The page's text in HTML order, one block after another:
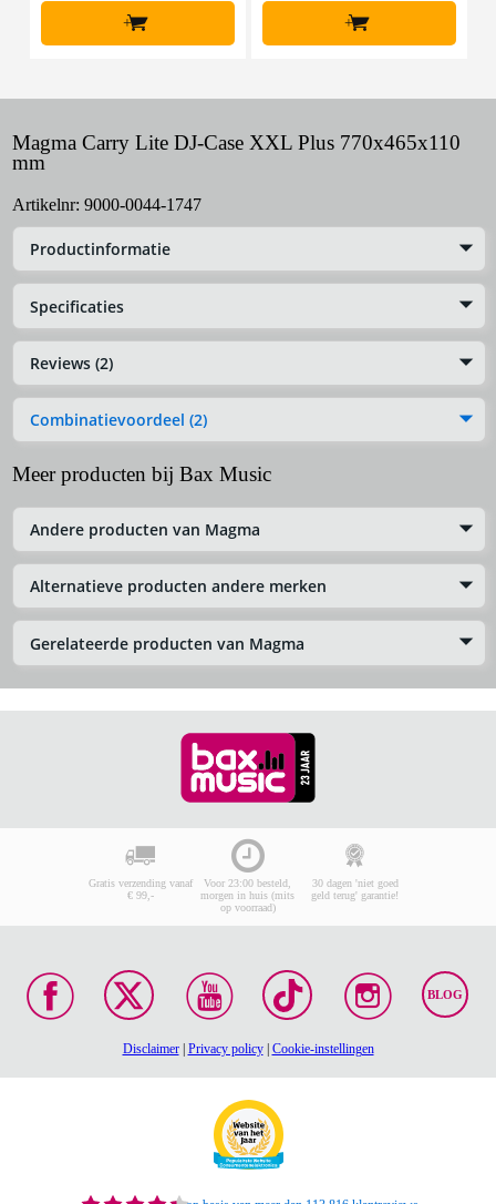
+ +
Magma Carry Lite DJ-Case XXL Plus 770x465x110
mm
Artikelnr: 9000-0044-1747
Productinformatie
Specificaties
Reviews (2)
Combinatievoordeel (2)
Meer producten bij Bax Music
Andere producten van Magma
Alternatieve producten andere merken
Gerelateerde producten van Magma
Gratis verzending vanaf
€ 99,-
Voor 23:00 besteld,
morgen in huis (mits
op voorraad)
30 dagen 'niet goed
geld terug' garantie!
BLOG
Disclaimer| Privacy policy| Cookie-instellingen